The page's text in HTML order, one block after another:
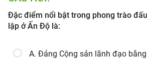
Đặc điểm nổi bật trong phong trào
lập ở Ấn Độ là:
A. Đảng Cộng sản lãnh đạo